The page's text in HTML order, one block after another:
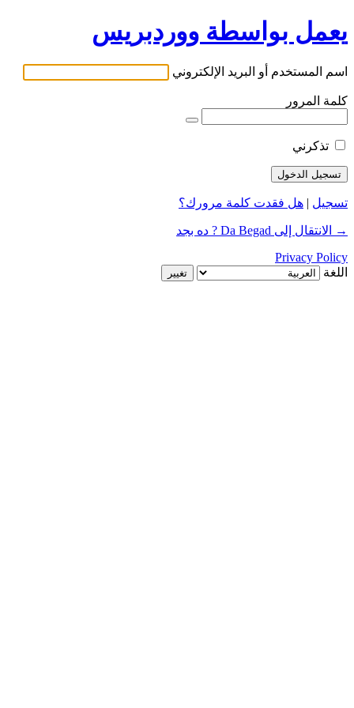
يعمل بواسطة ووردبريس
اسم المستخدم أو البريد الإلكتروني
كلمة المرور
تذكرني
تسجيل | هل فقدت كلمة مرورك؟
→ الانتقال إلى Da Begad ? ده بجد
Privacy Policy
اللغة